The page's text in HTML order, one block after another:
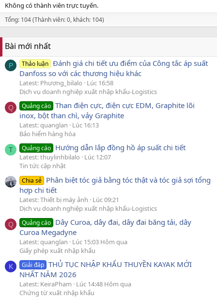
Không có thành viên trực tuyến.
Tổng: 104 (Thành viên: 0, khách: 104)
Bài mới nhất
P Thảo luận Đánh giá chi tiết ưu điểm của Công tắc áp suất
Danfoss so với các thương hiệu khác
Latest: Phương_bilalo
Lúc 16:58
Dịch vụ doanh nghiệp xuất nhập khẩu-Logistics
Q Quảng cáo Than điện cực, điện cực EDM, Graphite lõi
inox, bột than chì, vảy Graphite
Latest: quanglan
Lúc 16:13
Bảo hiểm hàng hóa
T Quảng cáo Hướng dẫn lắp đồng hồ áp suất chi tiết
Latest: thuylinhbilalo
Lúc 12:07
Tin tức cập nhật
Chia sẻ Phân biệt tóc giả bằng tóc thật và tóc giả sợi tổng
hợp chi tiết
Latest: Thiết bị máy ảnh
Lúc 09:21
Dịch vụ doanh nghiệp xuất nhập khẩu-Logistics
Q Quảng cáo Dây Curoa, dây đai, dây đai băng tải, dây
Curoa Megadyne
Latest: quanglan
Lúc 15:03 Hôm qua
Giấy phép xuất nhập khẩu
K Giải đáp THỦ TỤC NHẬP KHẨU THUYỀN KAYAK MỚI
NHẤT NĂM 2026
Latest: KeiraPham
Lúc 14:48 Hôm qua
Chứng từ xuất nhập khẩu